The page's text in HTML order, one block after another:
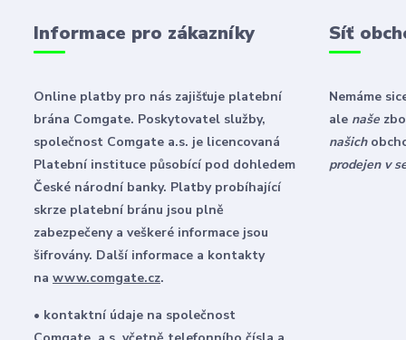
Informace pro zákazníky
Online platby pro nás zajišťuje platební
brána Comgate. Poskytovatel služby,
společnost Comgate a.s. je licencovaná
Platební instituce působící pod dohledem
České národní banky. Platby probíhající
skrze platební bránu jsou plně
zabezpečeny a veškeré informace jsou
šifrovány. Další informace a kontakty
na www.comgate.cz.
• kontaktní údaje na společnost
Síť
Nemáme
ale naše
našich
prodejen v